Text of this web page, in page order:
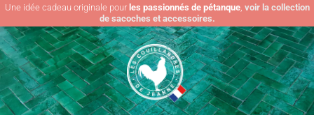
Une idée cadeau originale pour les passionnés de pétanque, voir la collection
de sacoches et accessoires.